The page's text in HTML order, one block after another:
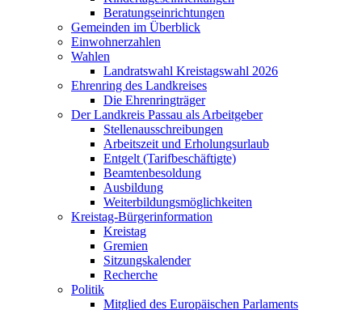
Beratungseinrichtungen
Gemeinden im Überblick
Einwohnerzahlen
Wahlen
Landratswahl Kreistagswahl 2026
Ehrenring des Landkreises
Die Ehrenringträger
Der Landkreis Passau als Arbeitgeber
Stellenausschreibungen
Arbeitszeit und Erholungsurlaub
Entgelt (Tarifbeschäftigte)
Beamtenbesoldung
Ausbildung
Weiterbildungsmöglichkeiten
Kreistag-Bürgerinformation
Kreistag
Gremien
Sitzungskalender
Recherche
Politik
Mitglied des Europäischen Parlaments